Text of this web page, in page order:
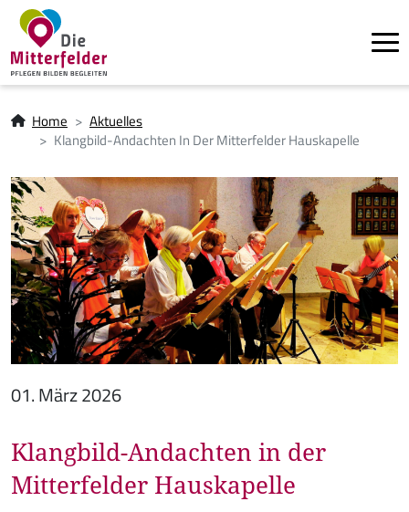
Direkt zum Inhalt
Pfadnavigation
Home
Aktuelles
Klangbild-Andachten In Der Mitterfelder Hauskapelle
01. März 2026
Klangbild-Andachten in der
Mitterfelder Hauskapelle